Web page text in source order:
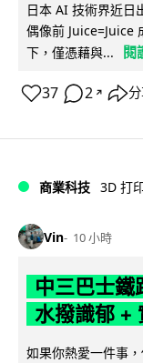
日本 AI 技術界近日
偶像前 Juice=Juice
下，僅憑藉與...
閱
37 2 ↗
商業科技 3D 打
Vin 10 小時
中三巴士鐵
水撥識郁 +
如果你熱愛一件事